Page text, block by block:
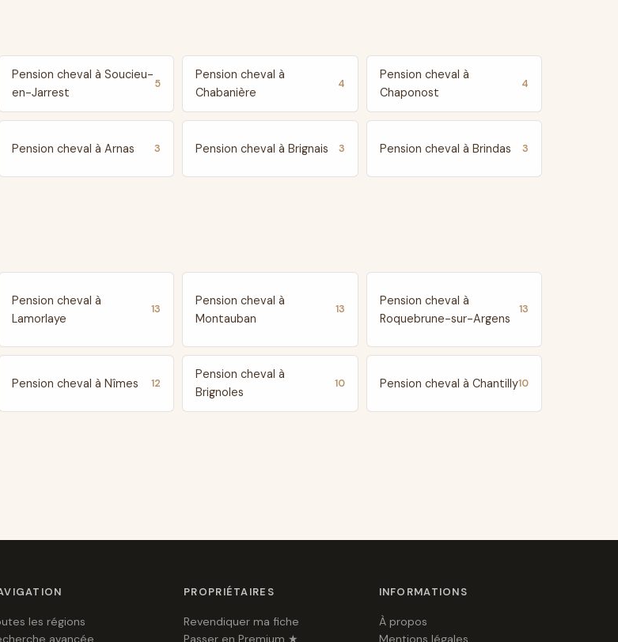
Pension cheval à Soucieu-
en-Jarrest
5
Pension cheval à
Chabanière
4
Pension cheval à
Chaponost
4
Pension cheval à Arnas 3 Pension cheval à Brignais 3 Pension cheval à Brindas 3
Pension cheval à
Lamorlaye
13
Pension cheval à
Montauban
13
Pension cheval à
Roquebrune-sur-Argens
13
Pension cheval à Nîmes 12
Pension cheval à
Brignoles
10 Pension cheval à Chantilly10
les régions
avancée
PROPRIÉTAIRES
Revendiquer ma fiche
Passer en Premium ★
INFORMATIONS
À propos
Mentions légales